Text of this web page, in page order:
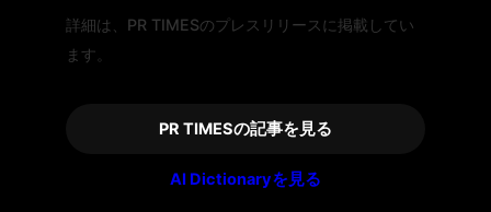
詳細は、PR TIMESのプレスリリースに掲載してい
ます。
PR TIMESの記事を見る
AI Dictionaryを見る